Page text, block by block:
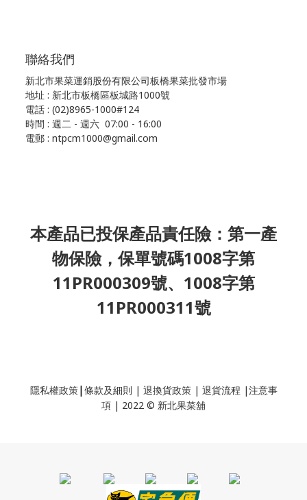
聯絡我們
新北市果菜運銷股份有限公司板橋果菜批發市場
地址 : 新北市板橋區板城路1000號
電話 : (02)8965-1000#124
時間 : 週二 - 週六 07:00 - 16:00
電郵 : ntpcm1000@gmail.com
本產品已投保產品責任險：第一產
物保險，保單號碼1008字第
11PR000309號、1008字第
11PR000311號
隱私權政策|條款及細則 | 退換貨政策| 退貨流程 |注意事
項 | 2022 © 新北果菜舖